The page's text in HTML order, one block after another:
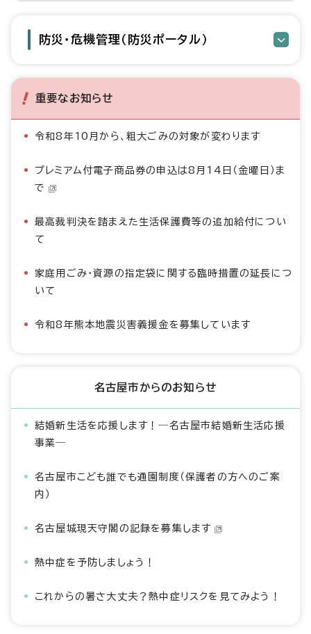
防災・危機管理（防災ポータル）
重要なお知らせ
令和8年10月から、粗大ごみの対象が変わります
プレミアム付電子商品券の申込は8月14日（金曜日）ま
で
最高裁判決を踏まえた生活保護費等の追加給付につい
て
家庭用ごみ・資源の指定袋に関する臨時措置の延長につ
いて
令和8年熊本地震災害義援金を募集しています
名古屋市からのお知らせ
結婚新生活を応援します！―名古屋市結婚新生活応援
事業―
名古屋市こども誰でも通園制度（保護者の方へのご案
内）
名古屋城現天守閣の記録を募集します
熱中症を予防しましょう！
これからの暑さ大丈夫？熱中症リスクを見てみよう！